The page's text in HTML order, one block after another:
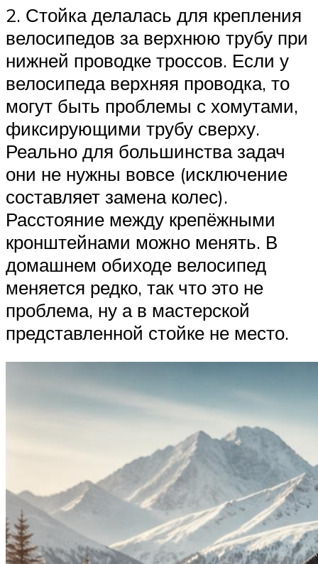
2. Стойка делалась для крепления
велосипедов за верхнюю трубу при
нижней проводке троссов. Если у
велосипеда верхняя проводка, то
могут быть проблемы с хомутами,
фиксирующими трубу сверху.
Реально для большинства задач
они не нужны вовсе (исключение
составляет замена колес).
Расстояние между крепёжными
кронштейнами можно менять. В
домашнем обиходе велосипед
меняется редко, так что это не
проблема, ну а в мастерской
представленной стойке не место.